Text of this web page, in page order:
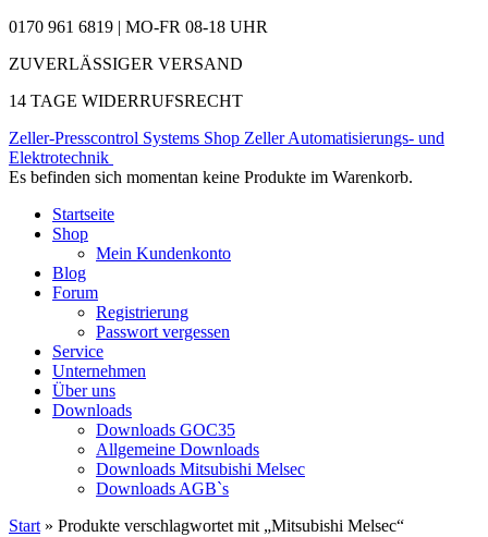
0170 961 6819 | MO-FR 08-18 UHR
ZUVERLÄSSIGER VERSAND
14 TAGE WIDERRUFSRECHT
Zeller-Presscontrol Systems Shop Zeller Automatisierungs- und
Elektrotechnik
Es befinden sich momentan keine Produkte im Warenkorb.
Startseite
Shop
Mein Kundenkonto
Blog
Forum
Registrierung
Passwort vergessen
Service
Unternehmen
Über uns
Downloads
Downloads GOC35
Allgemeine Downloads
Downloads Mitsubishi Melsec
Downloads AGB`s
Start » Produkte verschlagwortet mit „Mitsubishi Melsec“